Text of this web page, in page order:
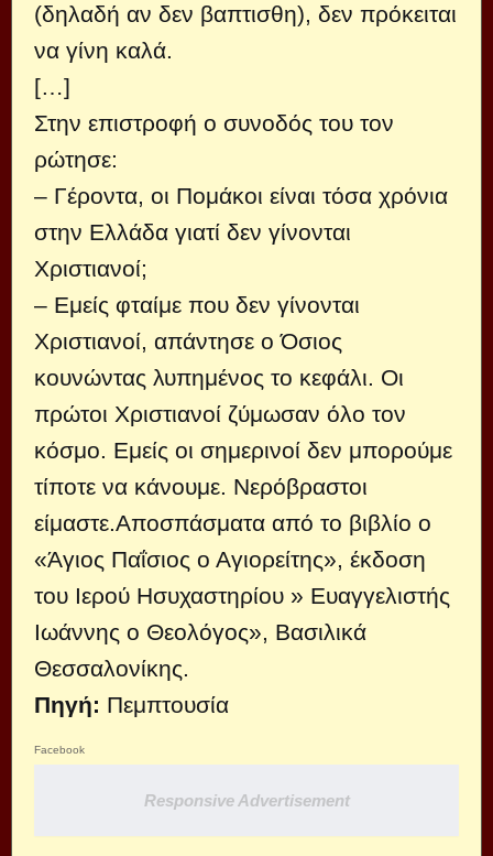
(δηλαδή αν δεν βαπτισθη), δεν πρόκειται
να γίνη καλά.
[…]
Στην επιστροφή ο συνοδός του τον
ρώτησε:
– Γέροντα, οι Πομάκοι είναι τόσα χρόνια
στην Ελλάδα γιατί δεν γίνονται
Χριστιανοί;
– Εμείς φταίμε που δεν γίνονται
Χριστιανοί, απάντησε ο Όσιος
κουνώντας λυπημένος το κεφάλι. Οι
πρώτοι Χριστιανοί ζύμωσαν όλο τον
κόσμο. Εμείς οι σημερινοί δεν μπορούμε
τίποτε να κάνουμε. Νερόβραστοι
είμαστε.Αποσπάσματα από το βιβλίο ο
«Άγιος Παΐσιος ο Αγιορείτης», έκδοση
του Ιερού Ησυχαστηρίου » Ευαγγελιστής
Ιωάννης ο Θεολόγος», Βασιλικά
Θεσσαλονίκης.
Πηγή: Πεμπτουσία
Facebook
Responsive Advertisement